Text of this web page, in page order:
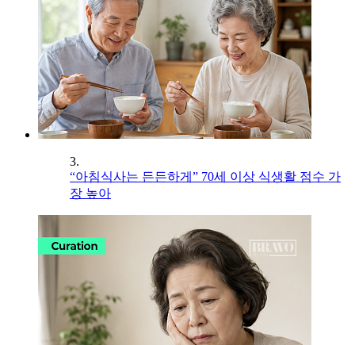
3.
“아침식사는 든든하게” 70세 이상 식생활 점수 가
장 높아